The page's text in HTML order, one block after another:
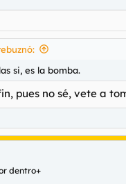
si, es la bomba.
pues no sé, vete a
dentro+